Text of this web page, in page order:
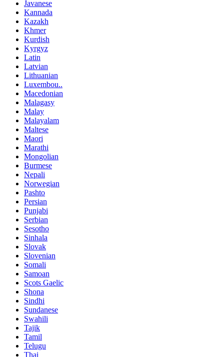
Javanese
Kannada
Kazakh
Khmer
Kurdish
Kyrgyz
Latin
Latvian
Lithuanian
Luxembou..
Macedonian
Malagasy
Malay
Malayalam
Maltese
Maori
Marathi
Mongolian
Burmese
Nepali
Norwegian
Pashto
Persian
Punjabi
Serbian
Sesotho
Sinhala
Slovak
Slovenian
Somali
Samoan
Scots Gaelic
Shona
Sindhi
Sundanese
Swahili
Tajik
Tamil
Telugu
Thai